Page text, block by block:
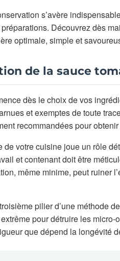
s’avère
Découvrez dès
optimale, simple et
de la sauce
dès le choix de vos
et exemptes de toute
recommandées pour
de votre cuisine joue un rôle
et contenant doit être
même minime, peut ruiner
pilier d’une méthode
pour détruire les
que dépend la longévité